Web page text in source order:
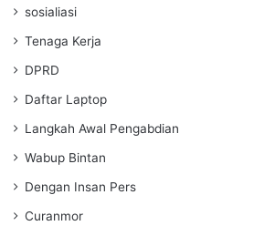
sosialiasi
Tenaga Kerja
DPRD
Daftar Laptop
Langkah Awal Pengabdian
Wabup Bintan
Dengan Insan Pers
Curanmor